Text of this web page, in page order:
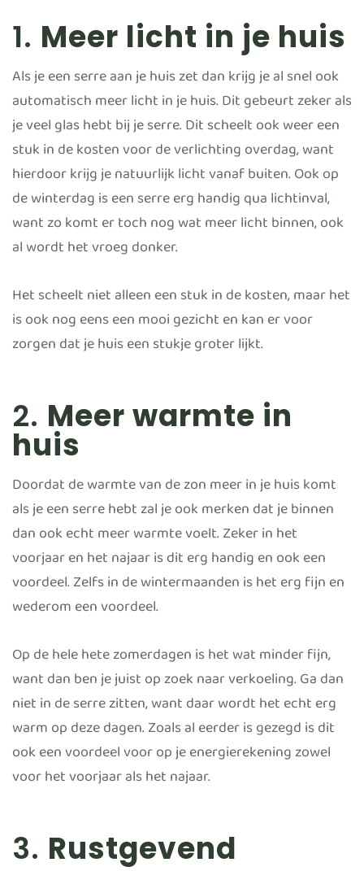
1. Meer licht in je huis
Als je een serre aan je huis zet dan krijg je al snel ook
automatisch meer licht in je huis. Dit gebeurt zeker als
je veel glas hebt bij je serre. Dit scheelt ook weer een
stuk in de kosten voor de verlichting overdag, want
hierdoor krijg je natuurlijk licht vanaf buiten. Ook op
de winterdag is een serre erg handig qua lichtinval,
want zo komt er toch nog wat meer licht binnen, ook
al wordt het vroeg donker.
Het scheelt niet alleen een stuk in de kosten, maar het
is ook nog eens een mooi gezicht en kan er voor
zorgen dat je huis een stukje groter lijkt.
2. Meer warmte in
huis
Doordat de warmte van de zon meer in je huis komt
als je een serre hebt zal je ook merken dat je binnen
dan ook echt meer warmte voelt. Zeker in het
voorjaar en het najaar is dit erg handig en ook een
voordeel. Zelfs in de wintermaanden is het erg fijn en
wederom een voordeel.
Op de hele hete zomerdagen is het wat minder fijn,
want dan ben je juist op zoek naar verkoeling. Ga dan
niet in de serre zitten, want daar wordt het echt erg
warm op deze dagen. Zoals al eerder is gezegd is dit
ook een voordeel voor op je energierekening zowel
voor het voorjaar als het najaar.
3. Rustgevend